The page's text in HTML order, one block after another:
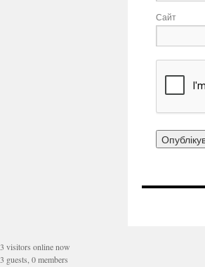
Сайт
3 visitors online now
3 guests, 0 members